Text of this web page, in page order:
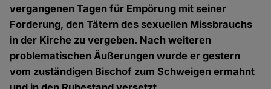
vergangenen Tagen für Empörung mit seiner
Forderung, den Tätern des sexuellen Missbrauchs
in der Kirche zu vergeben. Nach weiteren
problematischen Äußerungen wurde er gestern
vom zuständigen Bischof zum Schweigen ermahnt